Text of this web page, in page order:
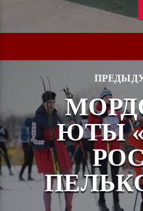
ЮТЫ